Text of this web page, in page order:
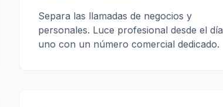
Separa las llamadas de negocios y
personales. Luce profesional desde el día
uno con un número comercial dedicado.